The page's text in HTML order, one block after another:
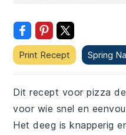
Print Recept Spring
Dit recept voor pizza
voor wie snel en
Het deeg is knapperig